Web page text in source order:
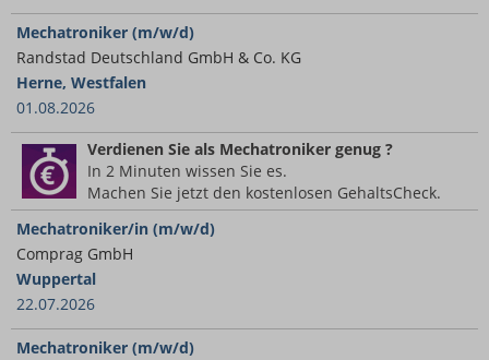
Mechatroniker (m/w/d)
Randstad Deutschland GmbH & Co. KG
Herne, Westfalen
01.08.2026
Verdienen Sie als Mechatroniker genug ?
In 2 Minuten wissen Sie es.
Machen Sie jetzt den kostenlosen GehaltsCheck.
Mechatroniker/in (m/w/d)
Comprag GmbH
Wuppertal
22.07.2026
Mechatroniker (m/w/d)